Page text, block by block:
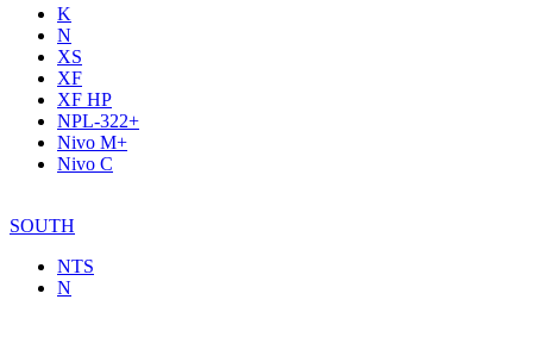
K
N
XS
XF
XF НР
NPL-322+
Nivo M+
Nivo C
SOUTH
NTS
N